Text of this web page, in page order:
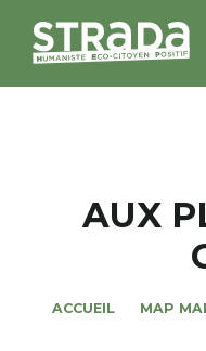
MAGAZINES
AUX
ACCUEIL MAP